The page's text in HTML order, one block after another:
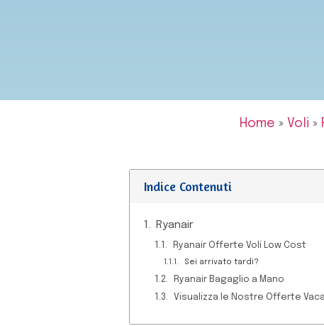
Home » Voli »
Indice Contenuti
Ryanair
Ryanair Offerte Voli Low Cost
Sei arrivato tardi?
Ryanair Bagaglio a Mano
Visualizza le Nostre Offerte